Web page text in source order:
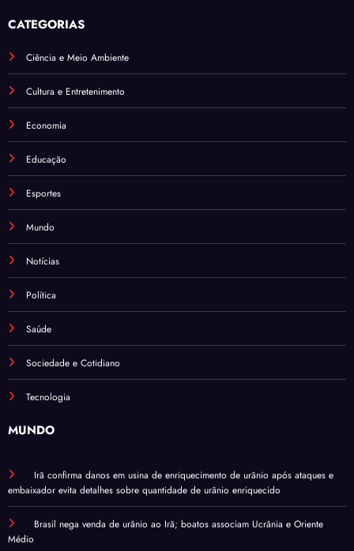
CATEGORIAS
Ciência e Meio Ambiente
Cultura e Entretenimento
Economia
Educação
Esportes
Mundo
Notícias
Política
Saúde
Sociedade e Cotidiano
Tecnologia
MUNDO
Irã confirma danos em usina de enriquecimento de urânio após ataques e
embaixador evita detalhes sobre quantidade de urânio enriquecido
Brasil nega venda de urânio ao Irã; boatos associam Ucrânia e Oriente
Médio